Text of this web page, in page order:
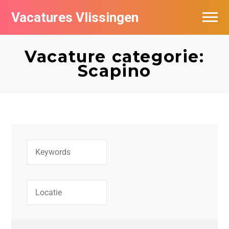
Vacatures Vlissingen
Vacature categorie:
Scapino